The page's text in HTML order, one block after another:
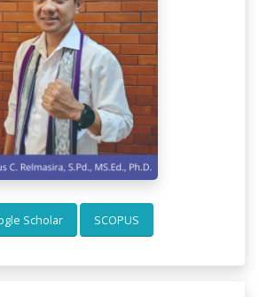
Scholar SCOPUS